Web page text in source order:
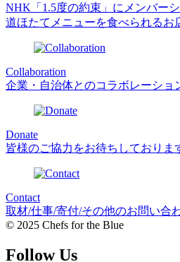
NHK「1.5度の約束」にメンバー
道ほたてメニューを食べられるお
Collaboration
企業・自治体とのコラボレーショ
Donate
皆様のご協力をお待ちしておりま
Contact
取材/仕事/寄付/その他のお問い合
© 2025 Chefs for the Blue
Follow Us